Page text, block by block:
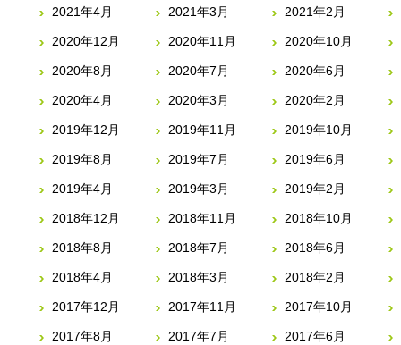
2021年4月 2021年3月 2021年2月
2020年12月 2020年11月 2020年10月
2020年8月 2020年7月 2020年6月
2020年4月 2020年3月 2020年2月
2019年12月 2019年11月 2019年10月
2019年8月 2019年7月 2019年6月
2019年4月 2019年3月 2019年2月
2018年12月 2018年11月 2018年10月
2018年8月 2018年7月 2018年6月
2018年4月 2018年3月 2018年2月
2017年12月 2017年11月 2017年10月
2017年8月 2017年7月 2017年6月